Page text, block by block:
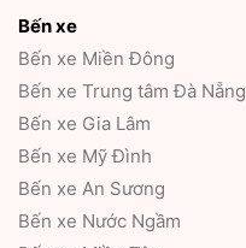
Bến xe
Bến xe Miền Đông
Bến xe Trung tâm Đà Nẵng
Bến xe Gia Lâm
Bến xe Mỹ Đình
Bến xe An Sương
Bến xe Nước Ngầm